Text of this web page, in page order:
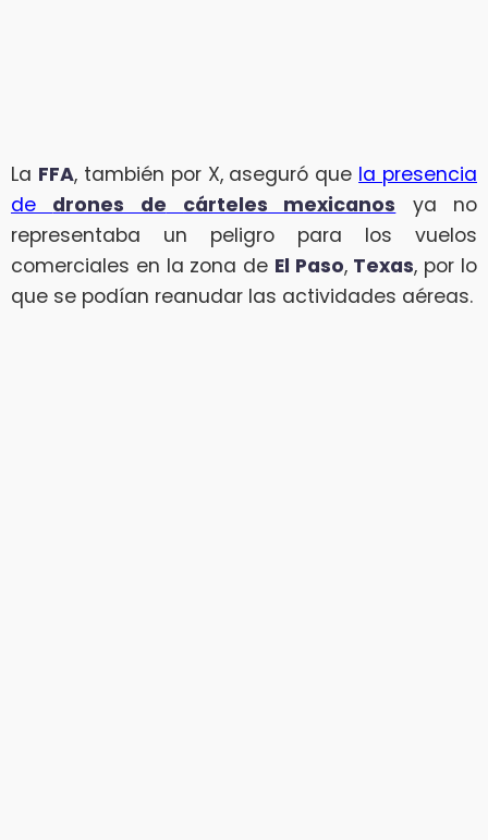
La FFA, también por X, aseguró que la presencia
de drones de cárteles mexicanos ya no
representaba un peligro para los vuelos
comerciales en la zona de El Paso, Texas, por lo
que se podían reanudar las actividades aéreas.